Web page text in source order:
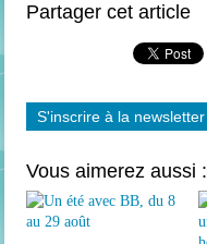
Partager cet article
S'inscrire à la newsletter
Vous aimerez aussi :